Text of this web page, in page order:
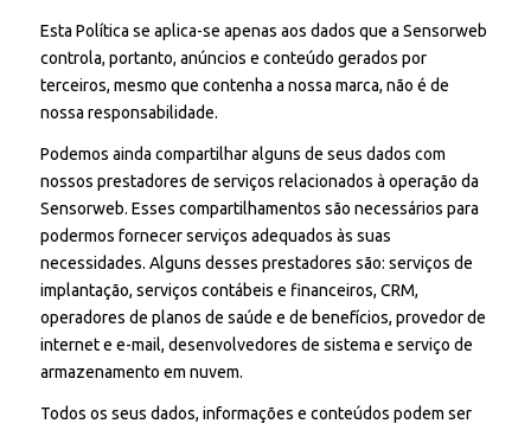
Esta Política se aplica-se apenas aos dados que a Sensorweb
controla, portanto, anúncios e conteúdo gerados por
terceiros, mesmo que contenha a nossa marca, não é de
nossa responsabilidade.
Podemos ainda compartilhar alguns de seus dados com
nossos prestadores de serviços relacionados à operação da
Sensorweb. Esses compartilhamentos são necessários para
podermos fornecer serviços adequados às suas
necessidades. Alguns desses prestadores são: serviços de
implantação, serviços contábeis e financeiros, CRM,
operadores de planos de saúde e de benefícios, provedor de
internet e e-mail, desenvolvedores de sistema e serviço de
armazenamento em nuvem.
Todos os seus dados, informações e conteúdos podem ser